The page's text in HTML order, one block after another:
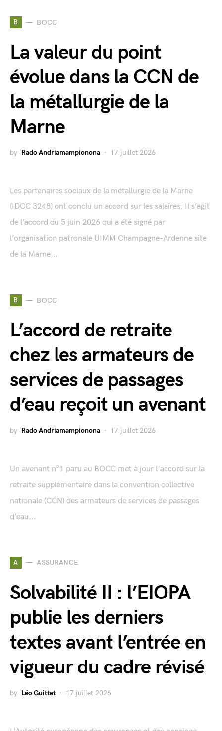
B BOCC
La valeur du point
évolue dans la CCN de
la métallurgie de la
Marne
by Rado Andriamampionona 17 juillet 2026
Les partenaires sociaux de la métallurgie de la Marne
(IDCC 3248) ont conclu un accord sur les salaires. Il s’agit
de l’accord du 5 juin 2026 qui a été signé par
l’organisation patronale UIMM Champagne-Ardenne site
de la Marne...
B BOCC
L’accord de retraite
chez les armateurs de
services de passages
d’eau reçoit un avenant
by Rado Andriamampionona 17 juillet 2026
Un avenant n°1 paru au BOCC met à jour l'accord sur la
retraite supplémentaire dans la convention collective
nationale (CCN) des armateurs de services de passages
d’eau...
A ASSURANCE
Solvabilité II : l’EIOPA
publie les derniers
textes avant l’entrée en
vigueur du cadre révisé
by Léo Guittet 17 juillet 2026